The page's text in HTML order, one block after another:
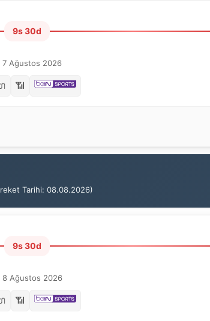
9s 30d
7 Ağustos 2026
📶
Tarihi: 08.08.2026)
9s 30d
8 Ağustos 2026
📶